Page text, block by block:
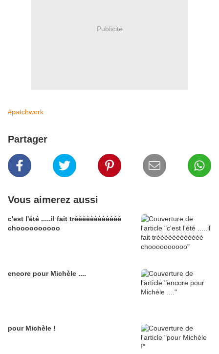
Publicité
#patchwork
Partager
Vous aimerez aussi
c'est l'été .....il fait trèèèèèèèèèèèè
choooooooooo
encore pour Michèle ....
pour Michèle !